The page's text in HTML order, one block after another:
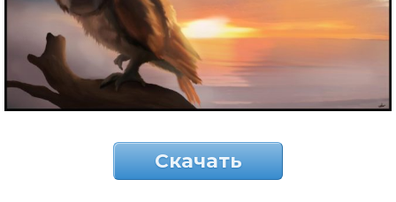
Скачать